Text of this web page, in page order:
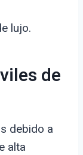
lujo.
de
debido a
alta